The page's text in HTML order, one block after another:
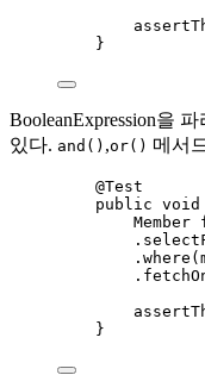
}
BooleanExpression을
있다. and() ,or() 메서
@Test
public void
Member
.
. where (
.
}